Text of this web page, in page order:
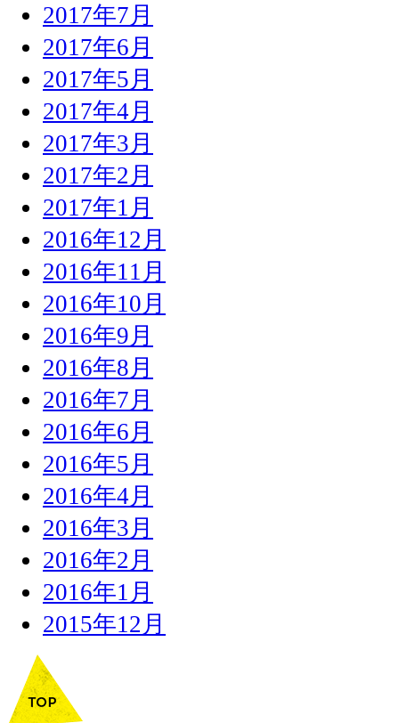
2017年7月
2017年6月
2017年5月
2017年4月
2017年3月
2017年2月
2017年1月
2016年12月
2016年11月
2016年10月
2016年9月
2016年8月
2016年7月
2016年6月
2016年5月
2016年4月
2016年3月
2016年2月
2016年1月
2015年12月